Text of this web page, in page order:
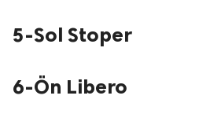
5-Sol Stoper
6-Ön Libero